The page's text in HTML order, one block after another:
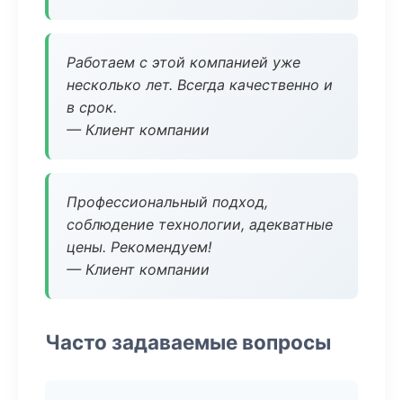
Работаем с этой компанией уже
несколько лет. Всегда качественно и
в срок.
— Клиент компании
Профессиональный подход,
соблюдение технологии, адекватные
цены. Рекомендуем!
— Клиент компании
Часто задаваемые вопросы